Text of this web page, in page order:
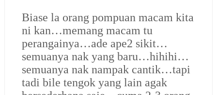
Biase la orang pompuan macam kita
ni kan…memang macam tu
perangainya…ade ape2 sikit…
semuanya nak yang baru…hihihi…
semuanya nak nampak cantik…tapi
tadi bile tengok yang lain agak